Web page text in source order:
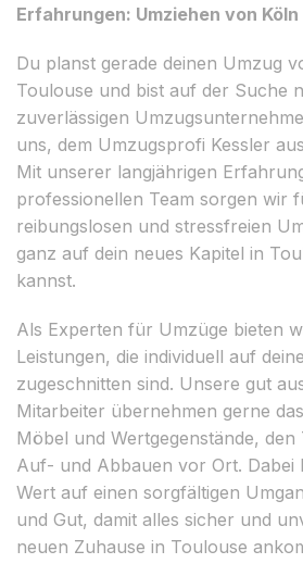
Erfahrungen: Umziehen von
Du planst gerade deinen Umzug
Toulouse und bist auf der Suche
zuverlässigen
uns, dem Umzugsprofi Kessler
Mit unserer langjährigen
professionellen Team sorgen wir
reibungslosen und stressfreien
ganz auf dein neues Kapitel in
kannst.
Als Experten für Umzüge bieten
Leistungen, die individuell auf
zugeschnitten sind. Unsere gut
Mitarbeiter übernehmen gerne
Möbel und Wertgegenstände,
Auf- und Abbauen vor Ort. Dabei
Wert auf einen sorgfältigen
und Gut, damit alles sicher und
neuen Zuhause in Toulouse